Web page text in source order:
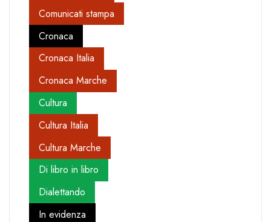
Comunicati stampa
Cronaca
Cronaca Italia
Cronaca Marche
Cultura
Cultura Italia
Cultura Marche
Di libro in libro
Dialettando
In evidenza